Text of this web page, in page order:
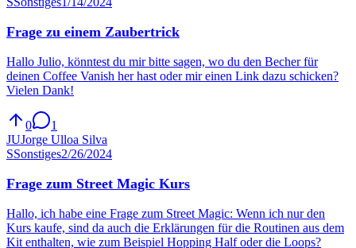
Frage zu einem Zaubertrick
Hallo Julio, könntest du mir bitte sagen, wo du den Becher für
deinen Coffee Vanish her hast oder mir einen Link dazu schicken?
Vielen Dank!
0
1
JUJorge Ulloa Silva
SSonstiges2/26/2024
Frage zum Street Magic Kurs
Hallo, ich habe eine Frage zum Street Magic: Wenn ich nur den
Kurs kaufe, sind da auch die Erklärungen für die Routinen aus dem
Kit enthalten, wie zum Beispiel Hopping Half oder die Loops?